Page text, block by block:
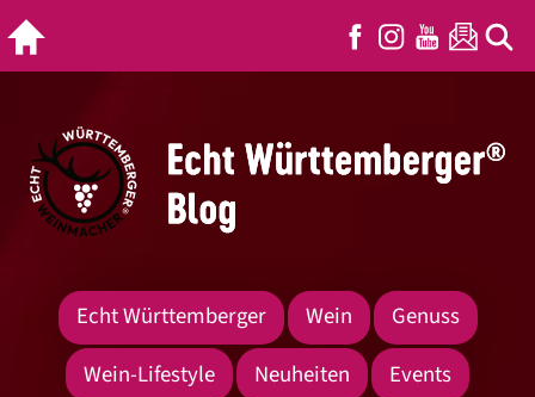
Echt Württemberger Wein
Genuss
Wein-Lifestyle
Neuheiten Events